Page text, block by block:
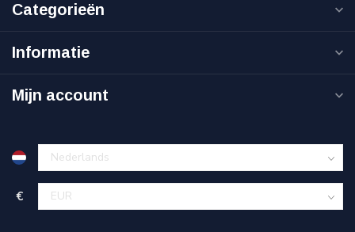
Categorieën
Informatie
Mijn account
€